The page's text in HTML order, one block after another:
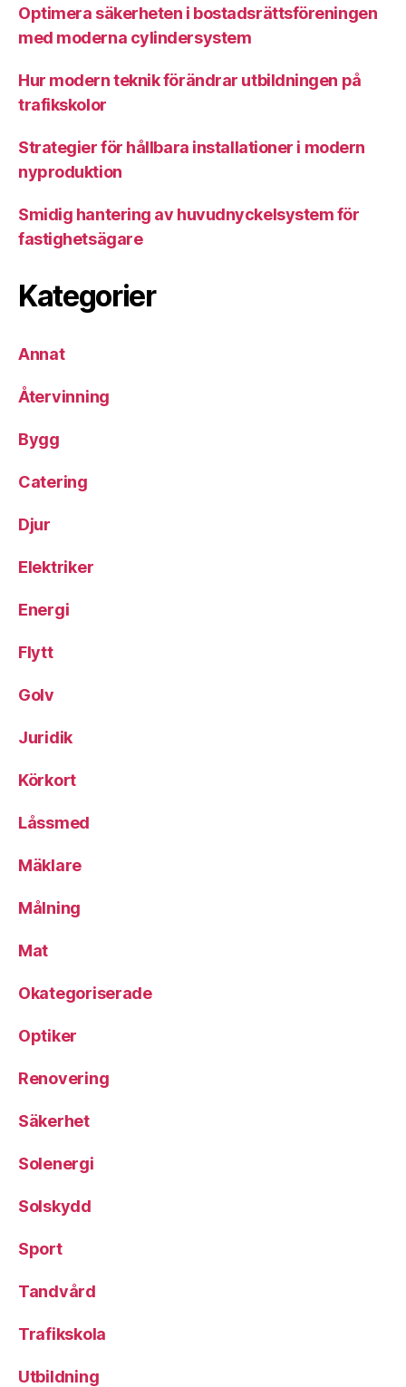
Optimera säkerheten i bostadsrättsföreningen
med moderna cylindersystem
Hur modern teknik förändrar utbildningen på
trafikskolor
Strategier för hållbara installationer i modern
nyproduktion
Smidig hantering av huvudnyckelsystem för
fastighetsägare
Kategorier
Annat
Återvinning
Bygg
Catering
Djur
Elektriker
Energi
Flytt
Golv
Juridik
Körkort
Låssmed
Mäklare
Målning
Mat
Okategoriserade
Optiker
Renovering
Säkerhet
Solenergi
Solskydd
Sport
Tandvård
Trafikskola
Utbildning